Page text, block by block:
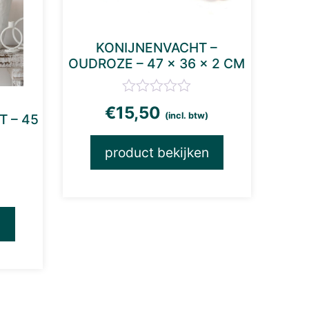
– 45
KONIJNENVACHT –
OUDROZE – 47 × 36 × 2 CM
€15,50 (incl. btw)
product bekijken